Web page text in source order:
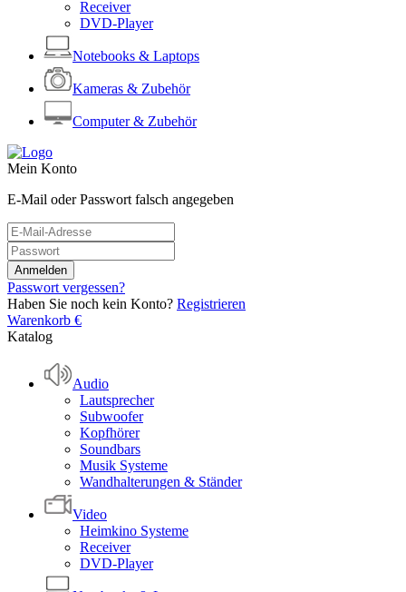
Receiver
DVD-Player
Notebooks & Laptops
Kameras & Zubehör
Computer & Zubehör
Mein Konto
E-Mail oder Passwort falsch angegeben
Passwort vergessen?
Haben Sie noch kein Konto? Registrieren
Warenkorb €
Katalog
Audio
Lautsprecher
Subwoofer
Kopfhörer
Soundbars
Musik Systeme
Wandhalterungen & Ständer
Video
Heimkino Systeme
Receiver
DVD-Player